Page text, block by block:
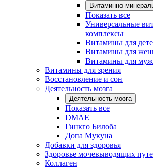
Витаминно-
Показать все
Универсальные
комплексы
Витамины для
Витамины для
Витамины для
Витамины для зрения
Восстановление и сон
Деятельность мозга
Деятельность мозга
Показать все
DMAE
Гинкго Билоба
Допа Мукуна
Добавки для здоровья
Здоровье мочевыводящих
Коллаген